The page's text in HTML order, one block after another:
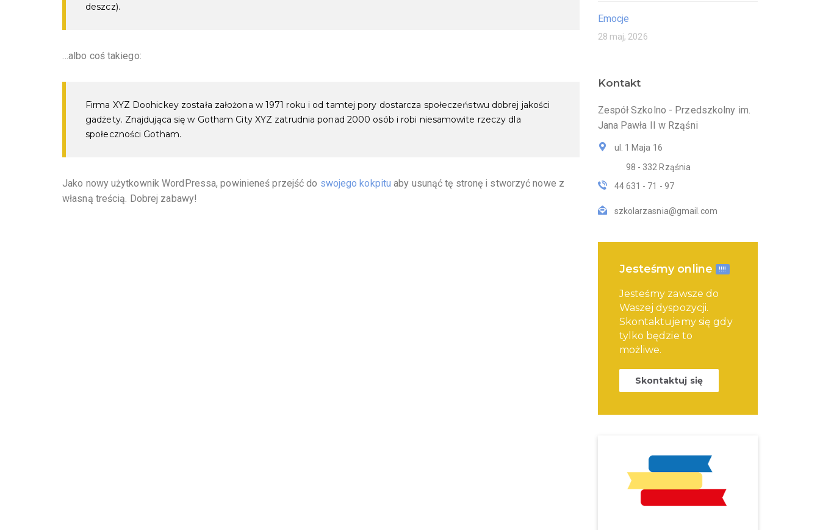
deszcz).
…albo coś takiego:
Firma XYZ Doohickey została założona w 1971 roku i od tamtej pory dostarcza społeczeństwu dobrej jakości
gadżety. Znajdująca się w Gotham City XYZ zatrudnia ponad 2000 osób i robi niesamowite rzeczy dla
społeczności Gotham.
Jako nowy użytkownik WordPressa, powinieneś przejść do swojego kokpitu aby usunąć tę stronę i stworzyć nowe z
własną treścią. Dobrej zabawy!
Emocje
28 maj, 2026
Kontakt
Zespół Szkolno - Przedszkolny im.
Jana Pawła II w Rząśni
ul. 1 Maja 16
98 - 332 Rząśnia
44 631 - 71 - 97
szkolarzasnia@gmail.com
Jesteśmy online !!!!
Jesteśmy zawsze do
Waszej dyspozycji.
Skontaktujemy się gdy
tylko będzie to
możliwe.
Skontaktuj się